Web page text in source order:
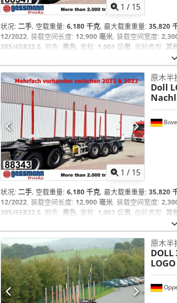
1 / 15
状况: 二手, 空载重量: 6,180 千克, 最大载重重量: 35,820
12/2022, 装载空间长度: 12,900 毫米, 装载空间宽度:
385/65R22.5, 颜色: 黑色, 里程: 1,001 公里, 齿轮类型: 其
1 / 15
原木半
Doll
状况: 二手, 空载重量: 6,180 千克, 最大载重重量: 35,820
12/2022, 装载空间长度: 12,900 毫米, 装载空间宽度:
385/65R22.5, 颜色: 黑色, 里程: 1,001 公里, 齿轮类型: 其
原木半
DOLL